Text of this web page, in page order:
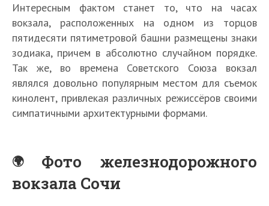
Интересным фактом станет то, что на часах
вокзала, расположенных на одном из торцов
пятидесяти пятиметровой башни размещены знаки
зодиака, причем в абсолютно случайном порядке.
Так же, во времена Советского Союза вокзал
являлся довольно популярным местом для съемок
кинолент, привлекая различных режиссёров своими
симпатичными архитектурными формами.
Фото железнодорожного
вокзала Сочи